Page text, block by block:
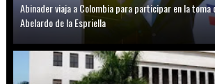
Abinader viaja a Colombia para participar en la toma
Abelardo de la Espriella